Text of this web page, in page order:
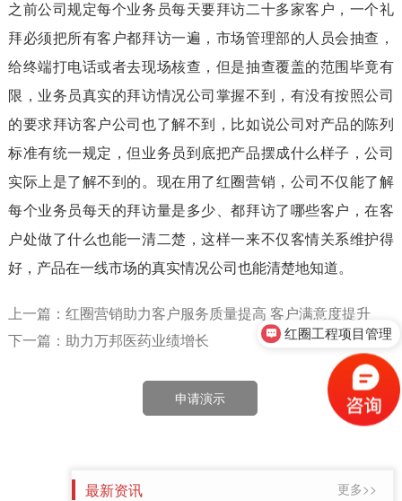
之前公司规定每个业务员每天要拜访二十多家客户，一个礼
拜必须把所有客户都拜访一遍，市场管理部的人员会抽查，
给终端打电话或者去现场核查，但是抽查覆盖的范围毕竟有
限，业务员真实的拜访情况公司掌握不到，有没有按照公司
的要求拜访客户公司也了解不到，比如说公司对产品的陈列
标准有统一规定，但业务员到底把产品摆成什么样子，公司
实际上是了解不到的。现在用了红圈营销，公司不仅能了解
每个业务员每天的拜访量是多少、都拜访了哪些客户，在客
户处做了什么也能一清二楚，这样一来不仅客情关系维护得
好，产品在一线市场的真实情况公司也能清楚地知道。
上一篇：红圈营销助力客户服务质量提高 客户满意度提升
下一篇：助力万邦医药业绩增长
申请演示
最新资讯 更多>>
红圈工程项目管理